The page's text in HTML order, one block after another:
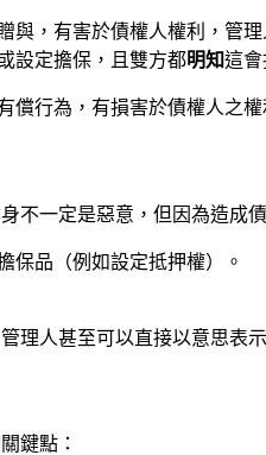
與，有害於債權人權利，管理
設定擔保，且雙方都明知這會
償行為，有損害於債權人之
不一定是惡意，但因為造成
保品（例如設定抵押權）。
理人甚至可以直接以意思表
鍵點：